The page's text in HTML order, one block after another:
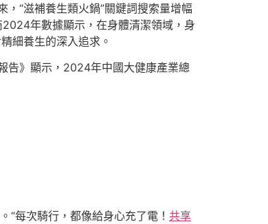
“滋補養生類火鍋”關鍵詞搜索量增幅
年數據顯示，在身體清潔領域，身
細養生的深入追求。
告》顯示，2024年中國大健康產業總
每次騎行，都像給身心充了電！ 共享